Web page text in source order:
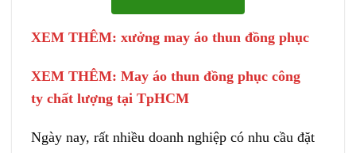
XEM THÊM: xưởng may áo thun đồng phục
XEM THÊM: May áo thun đồng phục công
ty chất lượng tại TpHCM
Ngày nay, rất nhiều doanh nghiệp có nhu cầu đặt